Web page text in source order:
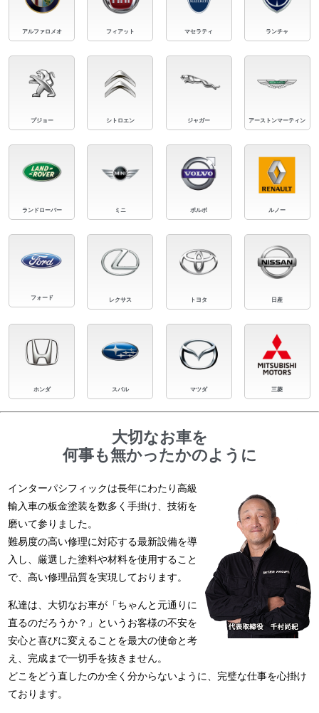
アルファロメオ フィアット マセラティ ランチャ
プジョー シトロエン ジャガー アーストンマーティン
ランドローバー ミニ ボルボ ルノー
フォード レクサス トヨタ 日産
ホンダ スバル マツダ 三菱
大切なお車を
何事も無かったかのように
インターパシフィックは長年にわたり高級
輸入車の板金塗装を数多く手掛け、技術を
磨いて参りました。
難易度の高い修理に対応する最新設備を導
入し、厳選した塗料や材料を使用すること
で、高い修理品質を実現しております。
私達は、大切なお車が「ちゃんと元通りに
直るのだろうか？」というお客様の不安を
安心と喜びに変えることを最大の使命と考
え、完成まで一切手を抜きません。
どこをどう直したのか全く分からないように、完璧な仕事を心掛け
ております。